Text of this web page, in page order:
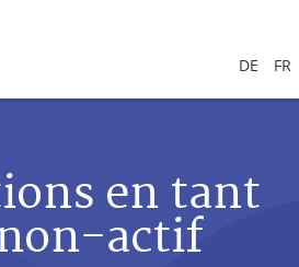
DE FR
en tant
actif